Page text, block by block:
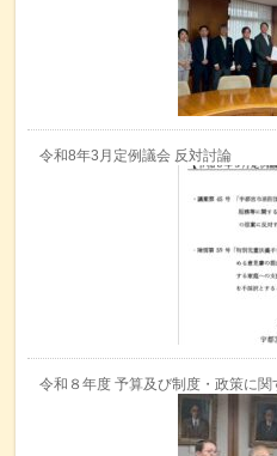
令和8年3月定例議会 反対討論
令和８年度 予算及び制度・政策に